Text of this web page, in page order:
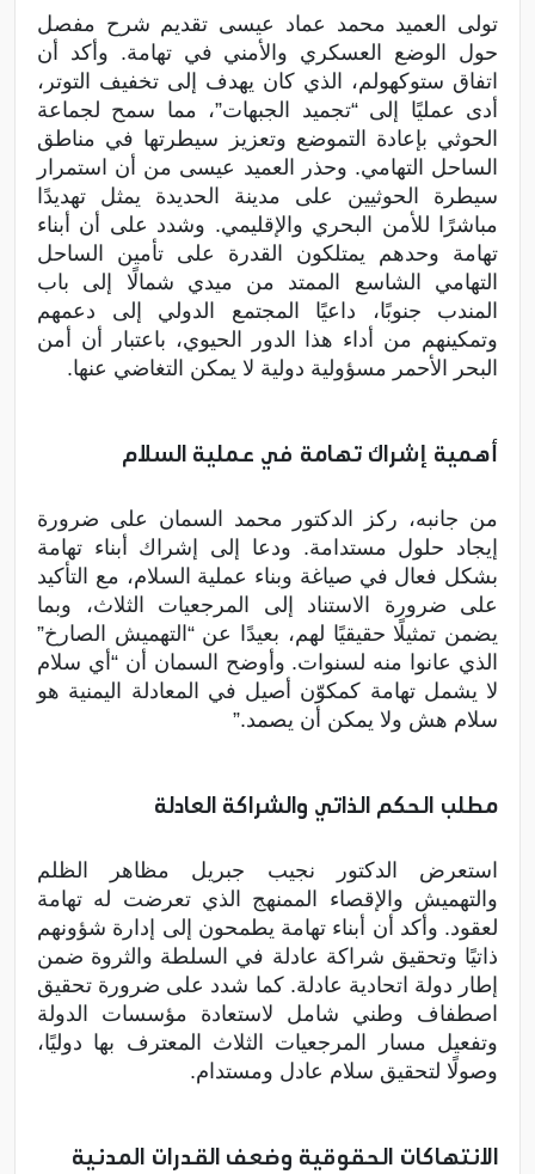
تولى العميد محمد عماد عيسى تقديم شرح مفصل
حول الوضع العسكري والأمني في تهامة. وأكد أن
اتفاق ستوكهولم، الذي كان يهدف إلى تخفيف التوتر،
أدى عمليًا إلى “تجميد الجبهات”، مما سمح لجماعة
الحوثي بإعادة التموضع وتعزيز سيطرتها في مناطق
الساحل التهامي. وحذر العميد عيسى من أن استمرار
سيطرة الحوثيين على مدينة الحديدة يمثل تهديدًا
مباشرًا للأمن البحري والإقليمي. وشدد على أن أبناء
تهامة وحدهم يمتلكون القدرة على تأمين الساحل
التهامي الشاسع الممتد من ميدي شمالًا إلى باب
المندب جنوبًا، داعيًا المجتمع الدولي إلى دعمهم
وتمكينهم من أداء هذا الدور الحيوي، باعتبار أن أمن
البحر الأحمر مسؤولية دولية لا يمكن التغاضي عنها.
أهمية إشراك تهامة في عملية السلام
من جانبه، ركز الدكتور محمد السمان على ضرورة
إيجاد حلول مستدامة. ودعا إلى إشراك أبناء تهامة
بشكل فعال في صياغة وبناء عملية السلام، مع التأكيد
على ضرورة الاستناد إلى المرجعيات الثلاث، وبما
يضمن تمثيلًا حقيقيًا لهم، بعيدًا عن “التهميش الصارخ”
الذي عانوا منه لسنوات. وأوضح السمان أن “أي سلام
لا يشمل تهامة كمكوّن أصيل في المعادلة اليمنية هو
سلام هش ولا يمكن أن يصمد.”
مطلب الحكم الذاتي والشراكة العادلة
استعرض الدكتور نجيب جبريل مظاهر الظلم
والتهميش والإقصاء الممنهج الذي تعرضت له تهامة
لعقود. وأكد أن أبناء تهامة يطمحون إلى إدارة شؤونهم
ذاتيًا وتحقيق شراكة عادلة في السلطة والثروة ضمن
إطار دولة اتحادية عادلة. كما شدد على ضرورة تحقيق
اصطفاف وطني شامل لاستعادة مؤسسات الدولة
وتفعيل مسار المرجعيات الثلاث المعترف بها دوليًا،
وصولًا لتحقيق سلام عادل ومستدام.
الانتهاكات الحقوقية وضعف القدرات المدنية